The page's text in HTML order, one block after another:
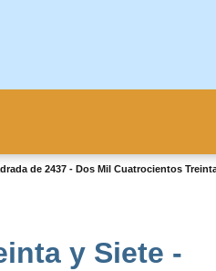
de 2437 - Dos Mil Cuatrocientos
y Siete -